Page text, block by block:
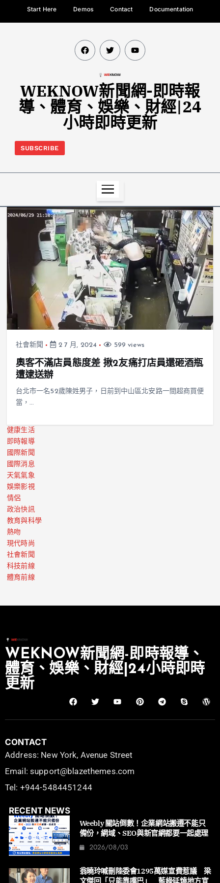
Start Here Demos Contact Documentation
WEKNOW新聞網-即時報
導、體育、娛樂、財經|24
小時即時更新
SUBSCRIBE
社會新聞 2 7 月, 2024 599 views
奧客不滿店員態度差 揪2友痛打店員還砸酒瓶
遭逮送辦
台北市一名52歲陳姓男子，日前到中山區北安路一間超商買便
當，…
健康生活
即時報導
國際新聞
國際消息
天氣氣象
娛樂影視
情侶
政治快訊
教育與科學
熱吻
現代時尚
社會新聞
科技前線
體育前線
WEKNOW新聞網-即時報導、
體育、娛樂、財經|24小時即時
更新
CONTACT
Address: New York, Avenue Street
Email: support@blazethemes.com
Tel: +944-5484451244
RECENT NEWS
Weebly 關站倒數！企業網站搬遷不能只
備份，網域、SEO與新官網都要一起處理
2026/08/03
翁曉玲喊刪陸委會1295萬媒宣費惹議 梁
文傑回「只能靠嘴巴」 藍綠延燒地方宣